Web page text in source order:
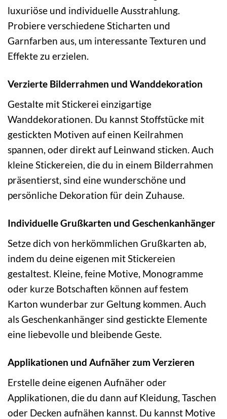
luxuriöse und individuelle Ausstrahlung.
Probiere verschiedene Sticharten und
Garnfarben aus, um interessante Texturen und
Effekte zu erzielen.
Verzierte Bilderrahmen und Wanddekoration
Gestalte mit Stickerei einzigartige
Wanddekorationen. Du kannst Stoffstücke mit
gestickten Motiven auf einen Keilrahmen
spannen, oder direkt auf Leinwand sticken. Auch
kleine Stickereien, die du in einem Bilderrahmen
präsentierst, sind eine wunderschöne und
persönliche Dekoration für dein Zuhause.
Individuelle Grußkarten und Geschenkanhänger
Setze dich von herkömmlichen Grußkarten ab,
indem du deine eigenen mit Stickereien
gestaltest. Kleine, feine Motive, Monogramme
oder kurze Botschaften können auf festem
Karton wunderbar zur Geltung kommen. Auch
als Geschenkanhänger sind gestickte Elemente
eine liebevolle und bleibende Geste.
Applikationen und Aufnäher zum Verzieren
Erstelle deine eigenen Aufnäher oder
Applikationen, die du dann auf Kleidung, Taschen
oder Decken aufnähen kannst. Du kannst Motive